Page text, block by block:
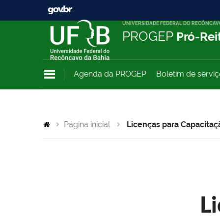
UNIVERSIDADE FEDERAL DO
PROGEP Pró-
Agenda da PROGEP Boletim de
Página inicial Licenças para